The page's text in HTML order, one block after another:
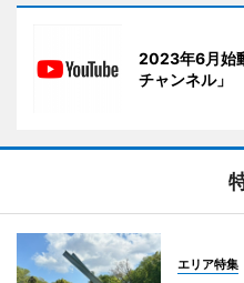
2023年6月始
チャンネル」
エリア特集